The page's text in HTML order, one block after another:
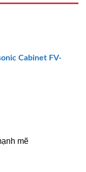
Cabinet FV-
mẽ